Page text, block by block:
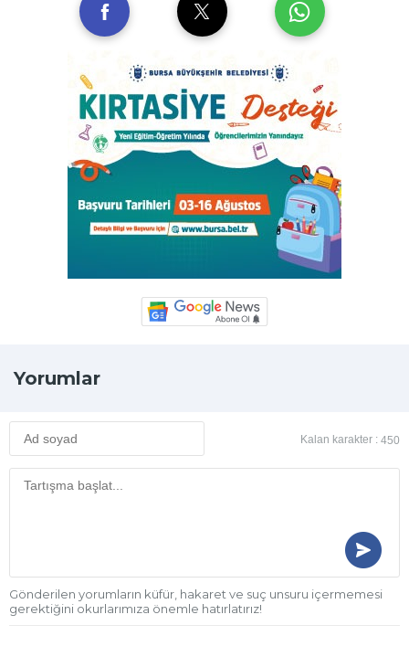
Yorumlar
Kalan karakter : 450
Gönderilen yorumların küfür, hakaret ve suç unsuru içermemesi
gerektiğini okurlarımıza önemle hatırlatırız!